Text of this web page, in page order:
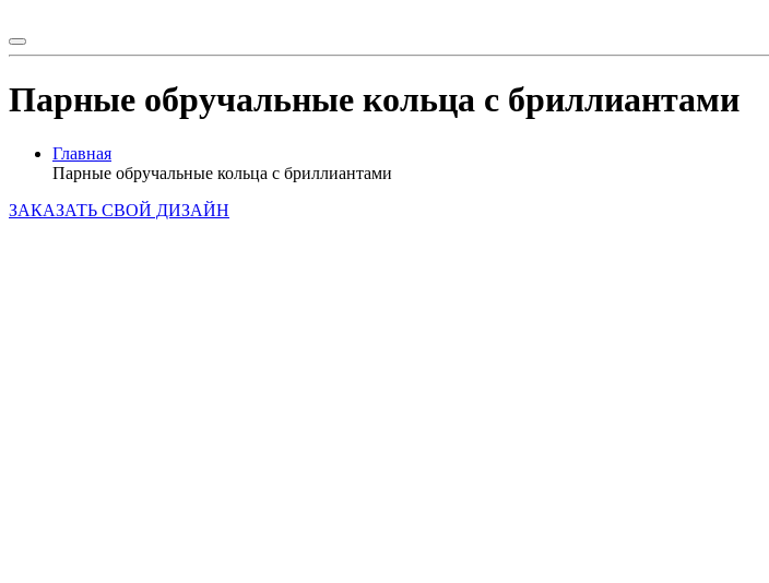
Парные обручальные кольца с бриллиантами
Главная
Парные обручальные кольца с бриллиантами
ЗАКАЗАТЬ СВОЙ ДИЗАЙН